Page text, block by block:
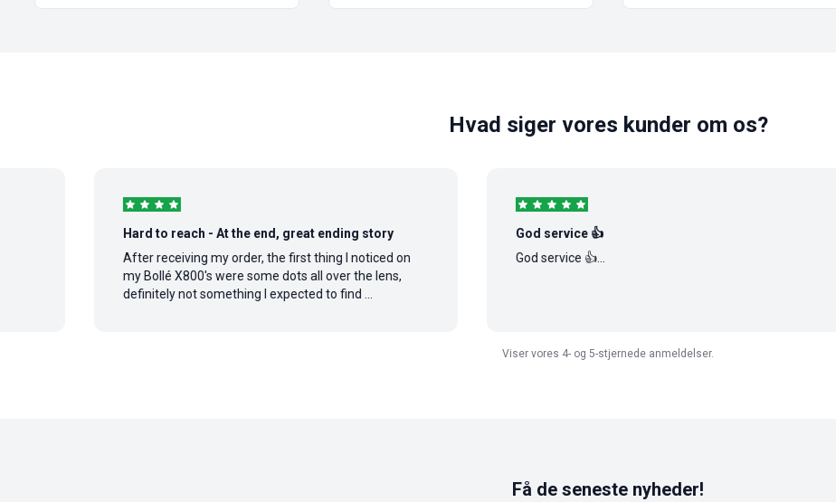
Hvad siger vores kunder om os?
Hard to reach - At the end, great ending story
After receiving my order, the first thing I noticed on
my Bollé X800's were some dots all over the lens,
definitely not something I expected to find ...
God service 👍
God service 👍...
Viser vores 4- og 5-stjernede anmeldelser.
Få de seneste nyheder!